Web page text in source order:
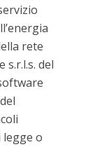
rete
s.r.l.s. del
o